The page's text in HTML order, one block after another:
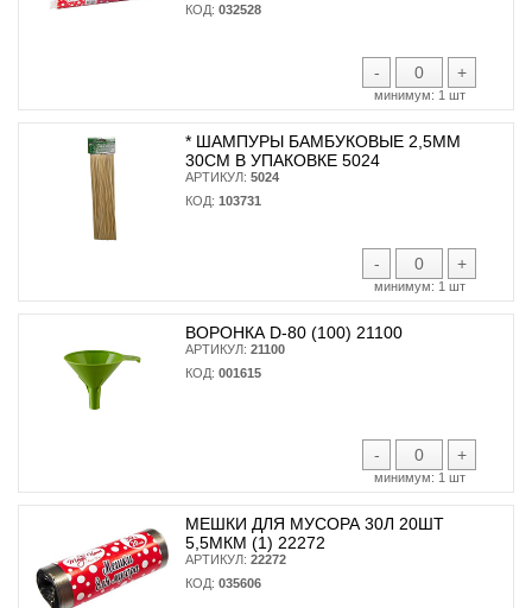
КОД: 032528
- +
минимум: 1 шт
* ШАМПУРЫ БАМБУКОВЫЕ 2,5ММ
30СМ В УПАКОВКЕ 5024
АРТИКУЛ: 5024
КОД: 103731
- +
минимум: 1 шт
ВОРОНКА D-80 (100) 21100
АРТИКУЛ: 21100
КОД: 001615
- +
минимум: 1 шт
МЕШКИ ДЛЯ МУСОРА 30Л 20ШТ
5,5МКМ (1) 22272
АРТИКУЛ: 22272
КОД: 035606